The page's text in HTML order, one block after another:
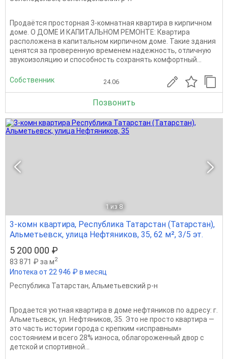
Продаётся просторная 3-комнатная квартира в кирпичном
доме. О ДОМЕ И КАПИТАЛЬНОМ РЕМОНТЕ: Квартира
расположена в капитальном кирпичном доме. Такие здания
ценятся за проверенную временем надежность, отличную
звукоизоляцию и способность сохранять комфортный...
Собственник 24.06
Позвонить
1 из 8
3-комн квартира, Республика Татарстан (Татарстан),
Альметьевск, улица Нефтяников, 35, 62 м², 3/5 эт.
5 200 000 ₽
83 871 ₽ за м2
Ипотека от 22 946 ₽ в месяц
Республика Татарстан, Альметьевский р-н
Продается уютная квартира в доме нефтяников по адресу: г.
Альметьевск, ул. Нефтяников, 35. Это не просто квартира —
это часть истории города с крепким «исправным»
состоянием и всего 28% износа, облагороженный двор с
детской и спортивной...